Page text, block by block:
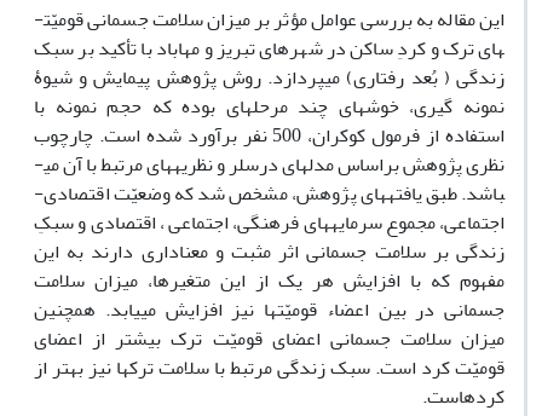
این مقاله به بررسی عوامل مؤثر بر میزان سلامت جسمانی قومیّت­
های ترک و کردِ ساکن در شهرهای تبریز و مهاباد با تأکید بر سبک
زندگی ( بُعد رفتاری) می­پردازد. روش پژوهش پیمایش و شیوۀ
نمونه گیری، خوشه­ای چند مرحله­ای بوده که حجم نمونه با
استفاده از فرمول کوکران، 500 نفر برآورد شده است. چارچوب
نظری پژوهش براساس مدل­های درسلر و نظریه­های مرتبط با آن می­
باشد. طبق یافته­های پژوهش، مشخص شد که وضعیّت اقتصادی-
اجتماعی، مجموع سرمایه­های فرهنگی، اجتماعی ، اقتصادی و سبکِ
زندگی بر سلامت جسمانی اثر مثبت و معناداری دارند به این
مفهوم که با افزایش هر یک از این متغیرها، میزان سلامت
جسمانی در بین اعضاء قومیّت­ها نیز افزایش می­یابد. همچنین
میزان سلامت جسمانی اعضای قومیّت ترک بیشتر از اعضای
قومیّت کرد است. سبک زندگی مرتبط با سلامت ترکها نیز بهتر از
کردهاست.